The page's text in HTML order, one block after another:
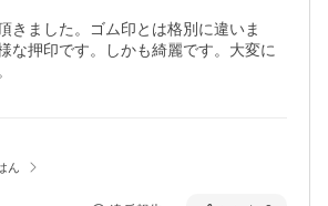
きました。ゴム印とは格別に違いま
な押印です。しかも綺麗です。大変に
ん